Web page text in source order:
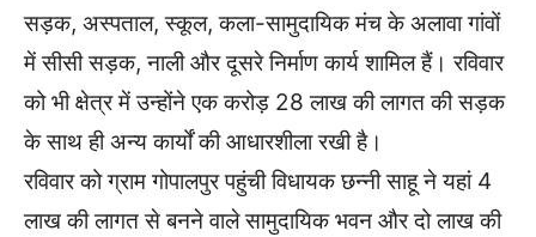
सड़क, अस्पताल, स्कूल, कला-सामुदायिक मंच के अलावा गांवों
में सीसी सड़क, नाली और दूसरे निर्माण कार्य शामिल हैं। रविवार
को भी क्षेत्र में उन्होंने एक करोड़ 28 लाख की लागत की सड़क
के साथ ही अन्य कार्यों की आधारशीला रखी है।
रविवार को ग्राम गोपालपुर पहुंची विधायक छन्नी साहू ने यहां 4
लाख की लागत से बनने वाले सामुदायिक भवन और दो लाख की